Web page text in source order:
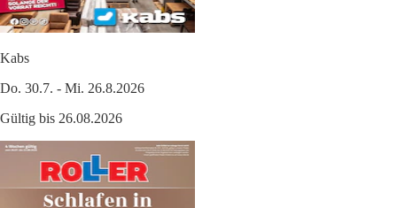
Kabs
Do. 30.7. - Mi. 26.8.2026
Gültig bis 26.08.2026